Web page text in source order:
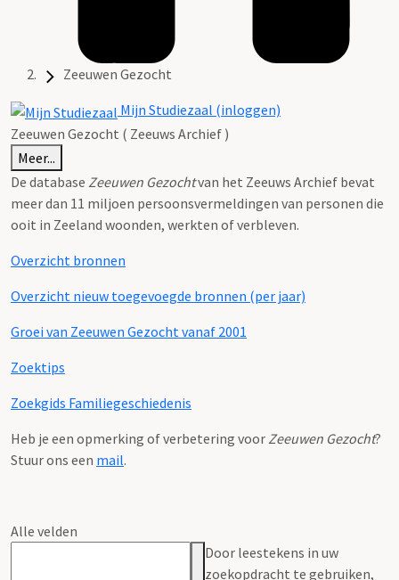
Zeeuwen Gezocht
Mijn Studiezaal (inloggen)
Zeeuwen Gezocht ( Zeeuws Archief )
Meer...
De database Zeeuwen Gezochtvan het Zeeuws Archief bevat
meer dan 11 miljoen persoonsvermeldingen van personen die
ooit in Zeeland woonden, werkten of verbleven.
Overzicht bronnen
Overzicht nieuw toegevoegde bronnen (per jaar)
Groei van Zeeuwen Gezocht vanaf 2001
Zoektips
Zoekgids Familiegeschiedenis
Heb je een opmerking of verbetering voor Zeeuwen Gezocht?
Stuur ons een mail.
Alle velden
Door leestekens in uw
zoekopdracht te gebruiken,